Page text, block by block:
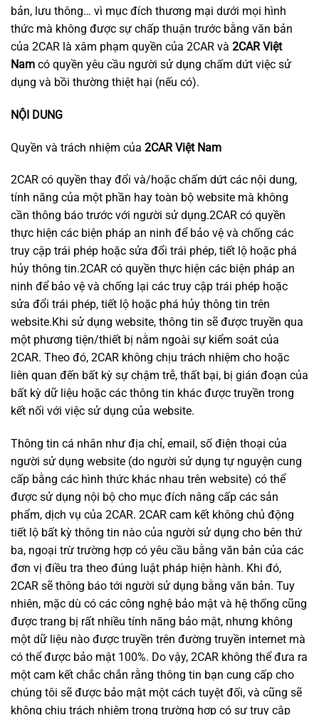
bản, lưu thông… vì mục đích thương mại dưới mọi hình
thức mà không được sự chấp thuận trước bằng văn bản
của 2CAR là xâm phạm quyền của 2CAR và 2CAR Việt
Nam có quyền yêu cầu người sử dụng chấm dứt việc sử
dụng và bồi thường thiệt hại (nếu có).
NỘI DUNG
Quyền và trách nhiệm của 2CAR Việt Nam
2CAR có quyền thay đổi và/hoặc chấm dứt các nội dung,
tính năng của một phần hay toàn bộ website mà không
cần thông báo trước với người sử dụng.2CAR có quyền
thực hiện các biện pháp an ninh để bảo vệ và chống các
truy cập trái phép hoặc sửa đổi trái phép, tiết lộ hoặc phá
hủy thông tin.2CAR có quyền thực hiện các biện pháp an
ninh để bảo vệ và chống lại các truy cập trái phép hoặc
sửa đổi trái phép, tiết lộ hoặc phá hủy thông tin trên
website.Khi sử dụng website, thông tin sẽ được truyền qua
một phương tiện/thiết bị nằm ngoài sự kiểm soát của
2CAR. Theo đó, 2CAR không chịu trách nhiệm cho hoặc
liên quan đến bất kỳ sự chậm trễ, thất bại, bị gián đoạn của
bất kỳ dữ liệu hoặc các thông tin khác được truyền trong
kết nối với việc sử dụng của website.
Thông tin cá nhân như địa chỉ, email, số điện thoại của
người sử dụng website (do người sử dụng tự nguyện cung
cấp bằng các hình thức khác nhau trên website) có thể
được sử dụng nội bộ cho mục đích nâng cấp các sản
phẩm, dịch vụ của 2CAR. 2CAR cam kết không chủ động
tiết lộ bất kỳ thông tin nào của người sử dụng cho bên thứ
ba, ngoại trừ trường hợp có yêu cầu bằng văn bản của các
đơn vị điều tra theo đúng luật pháp hiện hành. Khi đó,
2CAR sẽ thông báo tới người sử dụng bằng văn bản. Tuy
nhiên, mặc dù có các công nghệ bảo mật và hệ thống cũng
được trang bị rất nhiều tính năng bảo mật, nhưng không
một dữ liệu nào được truyền trên đường truyền internet mà
có thể được bảo mật 100%. Do vậy, 2CAR không thể đưa ra
một cam kết chắc chắn rằng thông tin bạn cung cấp cho
chúng tôi sẽ được bảo mật một cách tuyệt đối, và cũng sẽ
không chịu trách nhiệm trong trường hợp có sự truy cập